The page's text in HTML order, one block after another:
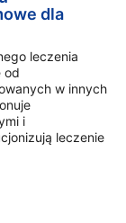
dla
leczenia
od
w innych
i
leczenie